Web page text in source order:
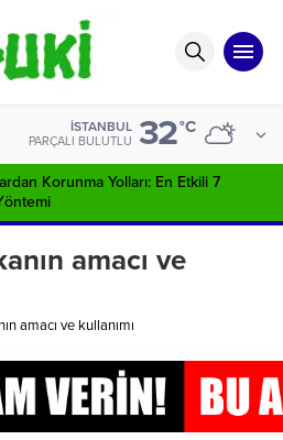
İSTANBUL
PARÇALI BULUTLU 32°C
Korunma Yolları: En Etkili 7
amacı ve
amacı ve kullanımı